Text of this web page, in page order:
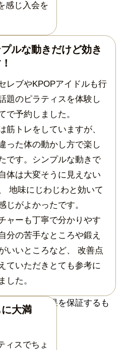
感じ入会を
ルな動きだけど効き
レブやKPOPアイドルも行
題のピラティスを体験し
で予約しました。
筋トレをしていますが、
った体の動かし方で楽し
です。シンプルな動きで
体は大変そうに見えない
地味にじわじわと効いて
じがよかったです。
ャーも丁寧で分かりやす
分の苦手なところや鍛え
いいところなど、 改善点
ていただきとても参考に
した。
大満
ィスでちょ